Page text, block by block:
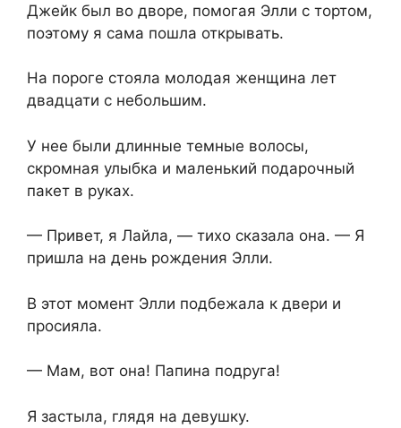
Джейк был во дворе, помогая Элли с тортом,
поэтому я сама пошла открывать.
На пороге стояла молодая женщина лет
двадцати с небольшим.
У нее были длинные темные волосы,
скромная улыбка и маленький подарочный
пакет в руках.
— Привет, я Лайла, — тихо сказала она. — Я
пришла на день рождения Элли.
В этот момент Элли подбежала к двери и
просияла.
— Мам, вот она! Папина подруга!
Я застыла, глядя на девушку.